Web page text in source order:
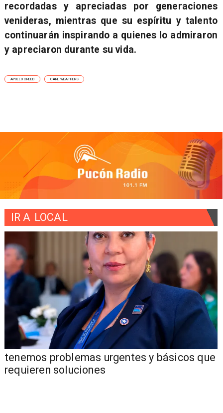
recordadas y apreciadas por generaciones
venideras, mientras que su espíritu y talento
continuarán inspirando a quienes lo admiraron
y apreciaron durante su vida.
APOLLO CREED CARL WEATHERS
IR A LOCAL
tenemos problemas urgentes y básicos que
requieren soluciones